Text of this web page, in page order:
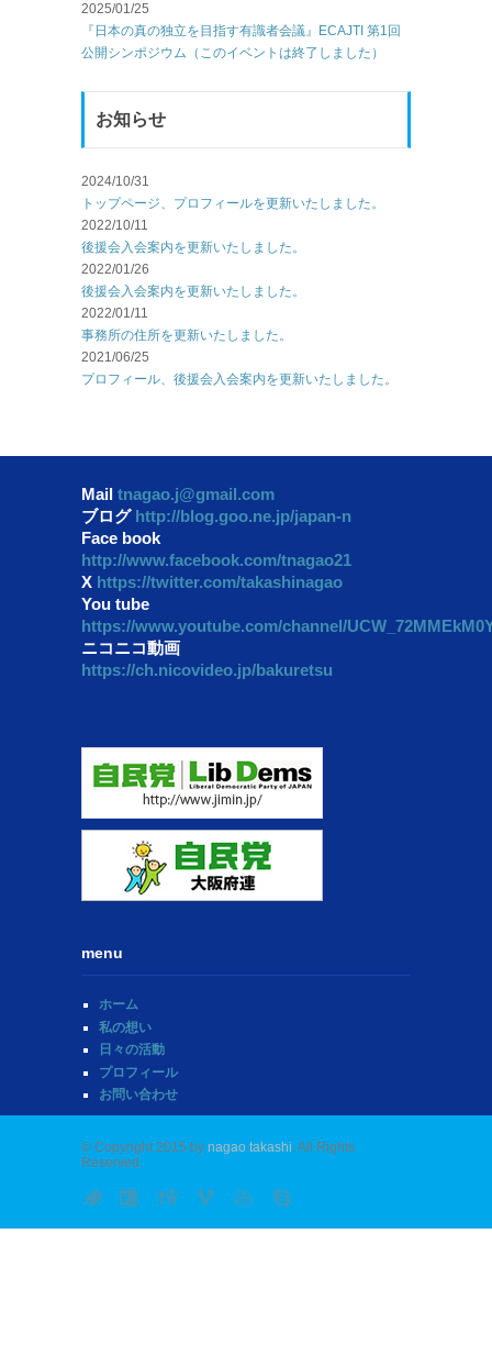
2025/01/25
『日本の真の独立を目指す有識者会議』ECAJTI 第1回
公開シンポジウム（このイベントは終了しました）
お知らせ
2024/10/31
トップページ、プロフィールを更新いたしました。
2022/10/11
後援会入会案内を更新いたしました。
2022/01/26
後援会入会案内を更新いたしました。
2022/01/11
事務所の住所を更新いたしました。
2021/06/25
プロフィール、後援会入会案内を更新いたしました。
Mail tnagao.j@gmail.com
ブログ http://blog.goo.ne.jp/japan-n
Face book
http://www.facebook.com/tnagao21
X https://twitter.com/takashinagao
You tube
https://www.youtube.com/channel/
ニコニコ動画
https://ch.nicovideo.jp/bakuretsu
menu
ホーム
私の想い
日々の活動
プロフィール
お問い合わせ
© Copyright 2015 by nagao takashi. All Rights
Reserved.